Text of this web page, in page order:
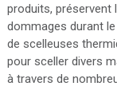
produits, préservent
dommages durant
de scelleuses
pour sceller divers
à travers de